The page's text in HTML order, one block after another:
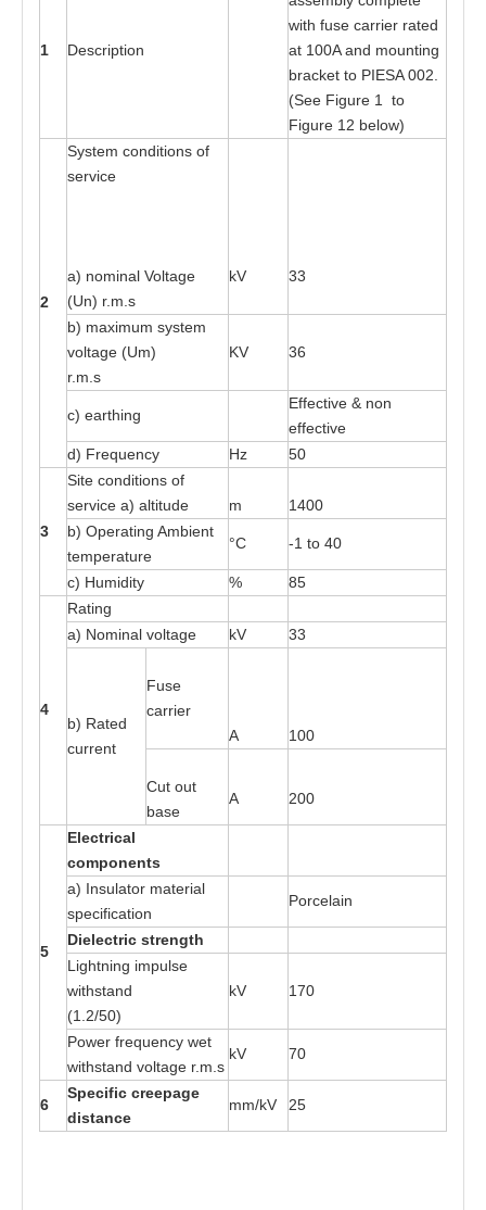
1 Description
with fuse carrier rated
at 100Aand mounting
bracket to PIESA 002
(See Figure 1 to
Figure 12 below)
2
System conditions of
service
a) nominal Voltage
(Un) r. m .s
kV 33
b) maximum system
voltage (Um)
r. m s
KV 36
c) earthing
Effective & non
effective
d) Frequency Hz 50
3
Site conditions of
service a) altitude m 1400
b) Operating Ambient
temperature
°C -1 to 40
c) Humidity % 85
4
Rating
a) Nominal voltage kV 33
b) Rated
current
Fuse
carrier
A
100
Cut out
base
A 200
5
Electrical
components
a) Insulator material
specification
Porcelain
Dielectric strength
L ightning impulse
withstand
(1.2/50)
kV 170
Power frequency wet
withstand voltage r. m .s
kV 70
6
Specific creepage
distance
mm/kV 25